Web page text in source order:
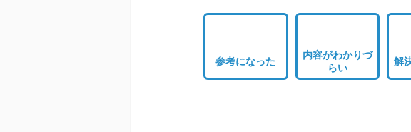
参考になった
内容がわかりづ
らい
解